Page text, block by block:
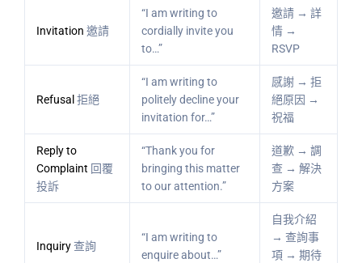
Invitation 邀請
“I am writing to
cordially invite you
to…”
邀請 → 詳
情 →
RSVP
Refusal 拒絕
“I am writing to
politely decline your
invitation for…”
感謝 → 拒
絕原因 →
祝福
Reply to
Complaint 回覆
投訴
“Thank you for
bringing this matter
to our attention.”
道歉 → 調
查 → 解決
方案
Inquiry查詢
“I am writing to
enquire about…”
自我介紹
→ 查詢事
項 → 期待